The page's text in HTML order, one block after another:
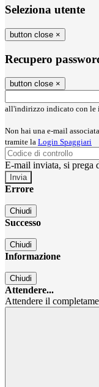
Seleziona utente
button close ×
Recupero
button close ×
all'indirizzo indicato con le
Non hai una e-mail
tramite la Login Spaggiari
E-mail inviata, si prega
Errore
Chiudi
Successo
Chiudi
Informazione
Chiudi
Attendere...
Attendere il